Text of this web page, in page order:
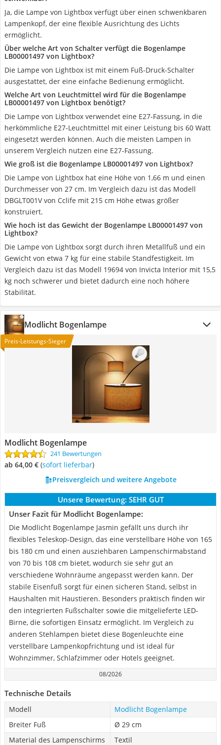
Ja, die Lampe von Lightbox verfügt über einen schwenkbaren
Lampenkopf, der eine flexible Ausrichtung des Lichts
ermöglicht.
Über welche Art von Schalter verfügt die Bogenlampe
LB00001497 von Lightbox?
Die Lampe von Lightbox ist mit einem Fuß-Druck-Schalter
ausgestattet, der eine einfache Bedienung ermöglicht.
Welche Art von Leuchtmittel wird für die Bogenlampe
LB00001497 von Lightbox benötigt?
Die Lampe von Lightbox verwendet eine E27-Fassung, in die
herkömmliche E27-Leuchtmittel mit einer Leistung bis 60 Watt
eingesetzt werden können. Auch die meisten Lampen in
unserem Vergleich nutzen eine E27-Fassung.
Wie groß ist die Bogenlampe LB00001497 von Lightbox?
Die Lampe von Lightbox hat eine Höhe von 1,66 m und einen
Durchmesser von 27 cm. Im Vergleich dazu ist das Modell
DBGLT001V von Cclife mit 215 cm Höhe etwas größer
konstruiert.
Wie hoch ist das Gewicht der Bogenlampe LB00001497 von
Lightbox?
Die Lampe von Lightbox sorgt durch ihren Metallfuß und ein
Gewicht von etwa 7 kg für eine stabile Standfestigkeit. Im
Vergleich dazu ist das Modell 19694 von Invicta Interior mit 15,5
kg noch schwerer und bietet dadurch eine noch höhere
Stabilität.
Modlicht Bogenlampe
Preis-Leistungs-Sieger
Modlicht Bogenlampe
241 Bewertungen
ab 64,00 € ( Sofort lieferbar)
Preisvergleich und weitere Angebote
Unsere Bewertung: SEHR GUT
Unser Fazit für Modlicht Bogenlampe:
Die Modlicht Bogenlampe Jasmin gefällt uns durch ihr
flexibles Teleskop-Design, das eine verstellbare Höhe von 165
bis 180 cm und einen ausziehbaren Lampenschirmabstand
von 70 bis 108 cm bietet, wodurch sie sehr gut an
verschiedene Wohnräume angepasst werden kann. Der
stabile Eisenfuß sorgt für einen sicheren Stand, selbst in
Haushalten mit Haustieren. Besonders praktisch finden wir
den integrierten Fußschalter sowie die mitgelieferte LED-
Birne, die sofortigen Einsatz ermöglicht. Im Vergleich zu
anderen Stehlampen bietet diese Bogenleuchte eine
verstellbare Lampenkopfrichtung und ist ideal für
Wohnzimmer, Schlafzimmer oder Hotels geeignet.
08/2026
Technische Details
Modell
Modlicht Bogenlampe
Breiter Fuß
Ø 29 cm
Material des Lampenschirms
Textil